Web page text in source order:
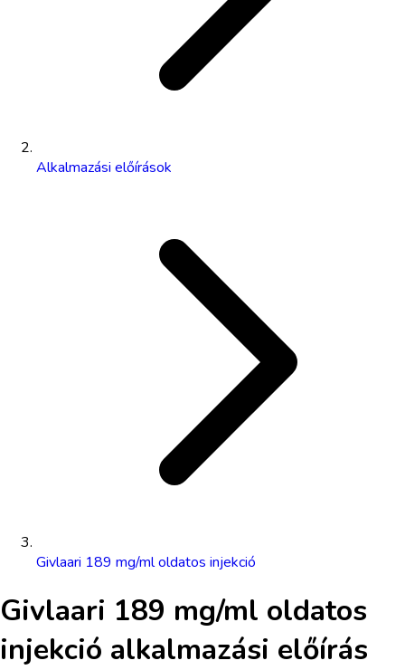
Alkalmazási előírások
Givlaari 189 mg/ml oldatos injekció
Givlaari 189 mg/ml oldatos
injekció alkalmazási előírás